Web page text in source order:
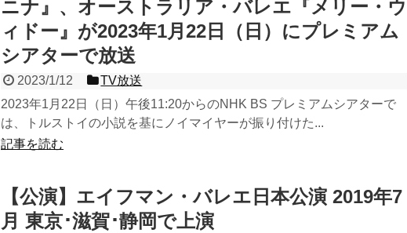
ニナ』、オーストラリア・バレエ『メリー・ウ
ィドー』が2023年1月22日（日）にプレミアム
シアターで放送
2023/1/12
TV放送
2023年1月22日（日）午後11:20からのNHK BS プレミアムシアターで
は、トルストイの小説を基にノイマイヤーが振り付けた...
記事を読む
【公演】エイフマン・バレエ日本公演 2019年7
月 東京･滋賀･静岡で上演